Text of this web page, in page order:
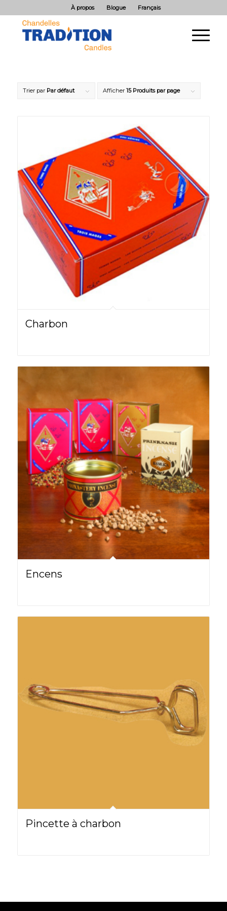
À propos Blogue Français
Trier par Par défaut Afficher 15 Produits par page
Charbon
Encens
Pincette à charbon